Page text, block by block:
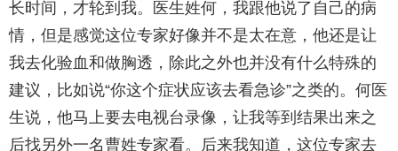
长时间，才轮到我。医生姓何，我跟他说了自己的病
情，但是感觉这位专家好像并不是太在意，他还是让
我去化验血和做胸透，除此之外也并没有什么特殊的
建议，比如说“你这个症状应该去看急诊”之类的。何医
生说，他马上要去电视台录像，让我等到结果出来之
后找另外一名曹姓专家看。后来我知道，这位专家去